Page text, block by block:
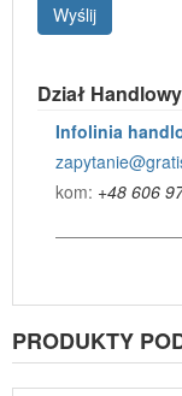
Wyślij
Dział
Infolinia
kom: +48 606
PRODUKTY